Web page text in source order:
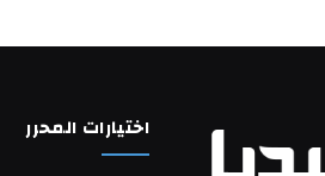
اختيارات المحرر